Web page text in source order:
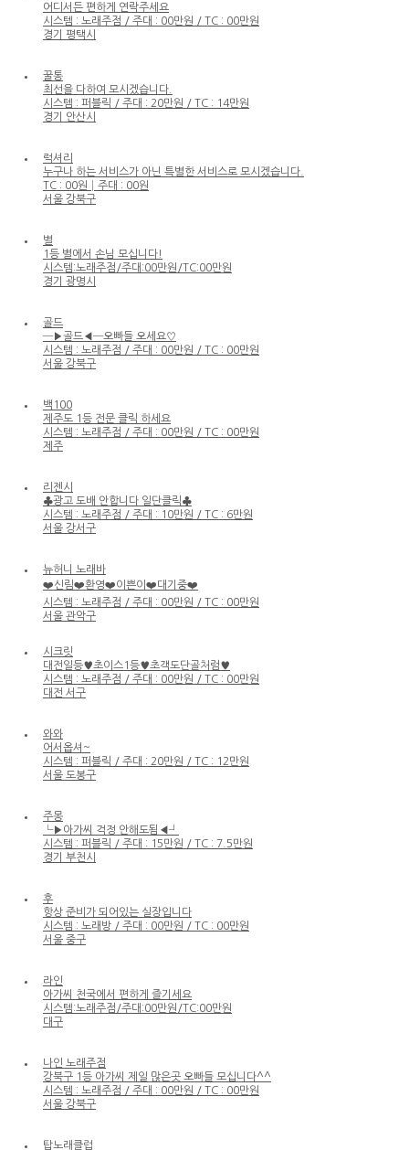
어디서든 편하게 연락주세요
시스템 : 노래주점 / 주대 : 00만원 / TC : 00만원
경기 평택시
꿀통
최선을 다하여 모시겠습니다.
시스템 : 퍼블릭 / 주대 : 20만원 / TC : 14만원
경기 안산시
럭셔리
누구나 하는 서비스가 아닌 특별한 서비스로 모시겠습니다.
TC : 00원│주대 : 00원
서울 강북구
별
1등 별에서 손님 모십니다!
시스템:노래주점/주대:00만원/TC:00만원
경기 광명시
골드
─▶골드◀─오빠들 오세요♡
시스템 : 노래주점 / 주대 : 00만원 / TC : 00만원
서울 강북구
백100
제주도 1등 전문 클릭 하세요
시스템 : 노래주점 / 주대 : 00만원 / TC : 00만원
제주
리젠시
♣광고 도배 안합니다 일단클릭♣
시스템 : 노래주점 / 주대 : 10만원 / TC : 6만원
서울 강서구
뉴허니 노래바
❤️신림❤️환영❤️이쁜이❤️대기중❤️
시스템 : 노래주점 / 주대 : 00만원 / TC : 00만원
서울 관악구
시크릿
대전일등♥초이스1등♥초객도단골처럼♥
시스템 : 노래주점 / 주대 : 00만원 / TC : 00만원
대전 서구
와와
어서옵셔~
시스템 : 퍼블릭 / 주대 : 20만원 / TC : 12만원
서울 도봉구
주몽
└▶아가씨 걱정 안해도됨◀┘
시스템 : 퍼블릭 / 주대 : 15만원 / TC : 7.5만원
경기 부천시
후
항상 준비가 되어있는 실장입니다
시스템 : 노래방 / 주대 : 00만원 / TC : 00만원
서울 중구
라인
아가씨 천국에서 편하게 즐기세요
시스템:노래주점/주대:00만원/TC:00만원
대구
나인 노래주점
강북구 1등 아가씨 제일 많은곳 오빠들 모십니다^^
시스템 : 노래주점 / 주대 : 00만원 / TC : 00만원
서울 강북구
탑노래클럽